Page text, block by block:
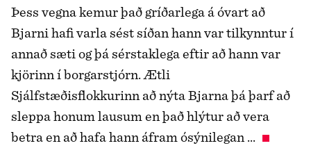
Þess vegna kemur það gríðarlega á óvart að
Bjarni hafi varla sést síðan hann var tilkynntur í
annað sæti og þá sérstaklega eftir að hann var
kjörinn í borgarstjórn. Ætli
Sjálfstæðisflokkurinn að nýta Bjarna þá þarf að
sleppa honum lausum en það hlýtur að vera
betra en að hafa hann áfram ósýnilegan ...